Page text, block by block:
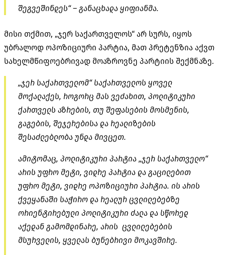
შეგვეშინდეს“ – განაცხადა ყიფიანმა.
მისი თქმით, „ჯერ საქართველოს“ არ სურს, იყოს
უბრალოდ ოპოზიციური პარტია, მათ პრეტენზია აქვთ
სახელმწიფოებრივად მოაზროვნე პარტიის შექმნაზე.
„ჯერ საქართველომ“ საქართველოს ყოველ
მოქალაქეს, როგორც მას ვეძახით, პოლიტიკური
ქართველს აზრების, თუ შეფასების მოსმენის,
გაგების, შეჯერებისა და რეალიზების
შესაძლებლობა უნდა მივცეთ.
ამიტომაც, პოლიტიკური პარტია „ჯერ საქართველო“
არის უფრო მეტი, ვიდრე პარტია და გაცილებით
უფრო მეტი, ვიდრე ოპოზიციური პარტია. ის არის
ქვეყანაში საჭირო და რეალურ ცვლილებებზე
ორიენტირებული პოლიტიკური ძალა და სწორედ
აქედან გამომდინარე, არის ცვლილებების
მსურველის, ყველას ბუნებრივი მოკავშირე.